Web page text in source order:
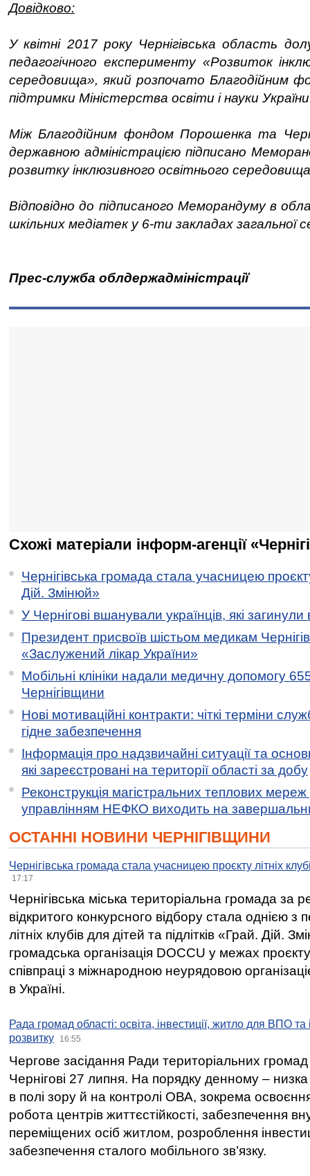
Довідково:
У квітні 2017 року Чернігівська область
педагогічного експерименту «Розвиток
середовища», який розпочато Благодійним
підтримки Міністерства освіти і науки
Між Благодійним фондом Порошенка та
державною адміністрацією підписано
розвитку інклюзивного освітнього
Відповідно до підписаного Меморандуму в
шкільних медіатек у 6-ти закладах загальної
Прес-служба облдержадміністрації
Схожі матеріали інформ-агенції
Чернігівська громада стала учасницею
Дій. Змінюй»
У Чернігові вшанували українців, які загинули
Президент присвоїв шістьом медикам
«Заслужений лікар України»
Мобільні клініки надали медичну допомогу
Чернігівщини
Нові мотиваційні контракти: чіткі терміни
гідне забезпечення
Інформація про надзвичайні ситуації та
які зареєстровані на території області за добу
Реконструкція магістральних теплових мереж
управлінням НЕФКО виходить на
ОСТАННІ НОВИНИ ЧЕРНІГІВЩИНИ
Чернігівська громада стала учасницею проєкту літніх
17:17
Чернігівська міська територіальна громада за
відкритого конкурсного відбору стала однією
літніх клубів для дітей та підлітків «Грай. Дій.
громадська організація DOCCU у межах
співпраці з міжнародною неурядовою
в Україні.
Рада громад області: освіта, інвестиції, житло для ВПО
розвитку
16:55
Чергове засідання Ради територіальних громад
Чернігові 27 липня. На порядку денному –
в полі зору й на контролі ОВА, зокрема освоєння
робота центрів життєстійкості, забезпечення
переміщених осіб житлом, розроблення
забезпечення сталого мобільного зв’язку.